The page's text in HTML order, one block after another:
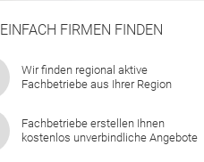
EINFACH FIRMEN FINDEN
Wir finden regional aktive
Fachbetriebe aus Ihrer Region
Fachbetriebe erstellen Ihnen
kostenlos unverbindliche Angebote